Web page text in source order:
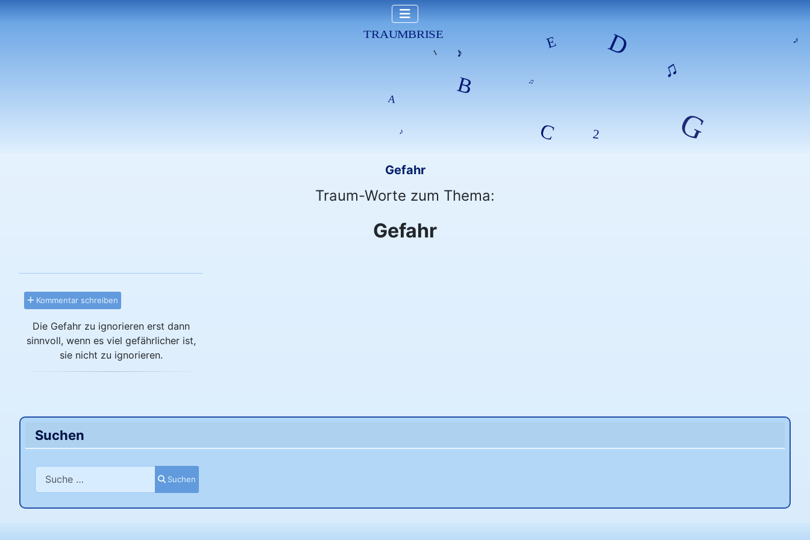
Gefahr
Traum-Worte zum Thema:
Gefahr
Kommentar schreiben
Die Gefahr zu ignorieren erst dann
sinnvoll, wenn es viel gefährlicher ist,
sie nicht zu ignorieren.
Suchen
Suchen
Suchen